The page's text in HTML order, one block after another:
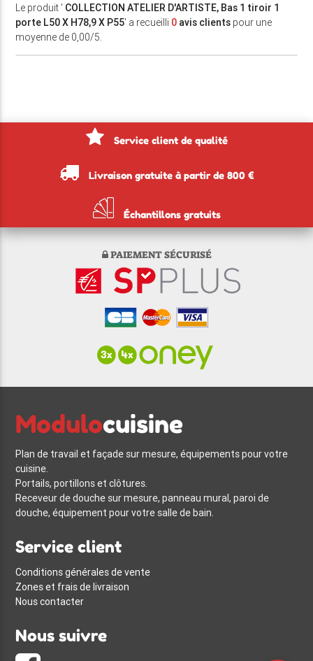
Le produit ' COLLECTION ATELIER D'ARTISTE, Bas 1 tiroir 1
porte L50 X H78,9 X P55' a recueilli 0 avis clients pour une
moyenne de 0,00/5.
Service client de qualité
Livraison gratuite à partir de 800 €
Échantillons gratuits
PAIEMENT SÉCURISÉ
Modulocuisine
Plan de travail et façade sur mesure, équipements pour votre
cuisine.
Portails, portillons et clôtures.
Receveur de douche sur mesure, panneau mural, paroi de
douche, équipement pour votre salle de bain.
Service client
Conditions générales de vente
Zones et frais de livraison
Nous contacter
Nous suivre